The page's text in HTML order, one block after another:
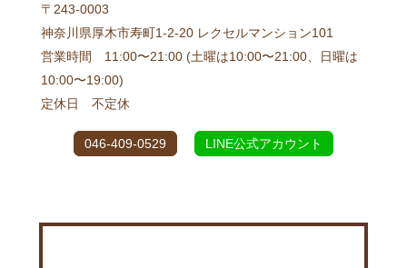
〒243-0003
神奈川県厚木市寿町1-2-20 レクセルマンション101
営業時間 11:00〜21:00 (土曜は10:00〜21:00、日曜は
10:00〜19:00)
定休日 不定休
046-409-0529 LINE公式アカウント